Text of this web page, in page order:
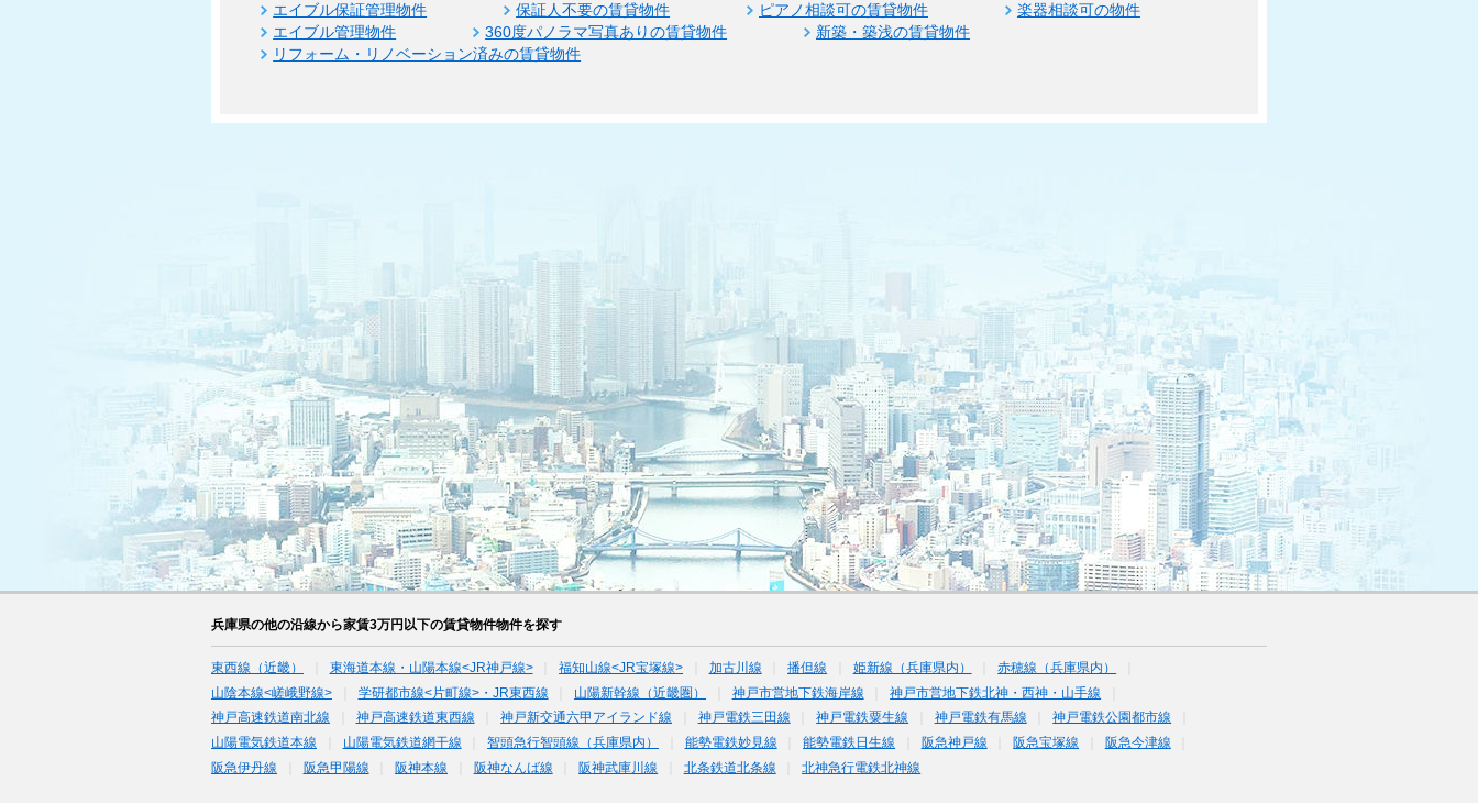
エイブル保証管理物件 保証人不要の賃貸物件 ピアノ相談可の賃貸物件
楽器相談可の物件
エイブル管理物件
360度パノラマ写真ありの賃貸物件
新築・築浅の賃貸物件
リフォーム・リノベーション済みの賃貸物件
兵庫県の他の沿線から家賃3万円以下の賃貸物件物件を探す
東西線（近畿） 東海道本線・山陽本線<JR神戸線> 福知山線<JR宝塚線> 加古川線 播但線 姫新線（兵庫県内）
赤穂線（兵庫県内）
山陰本線<嵯峨野線>
学研都市線<片町線>・JR東西線 山陽新幹線（近畿圏） 神戸市営地下鉄海岸線
神戸市営地下鉄北神・西神・山手線
神戸高速鉄道南北線
神戸高速鉄道東西線 神戸新交通六甲アイランド線 神戸電鉄三田線 神戸電鉄粟生線 神戸電鉄有馬線
神戸電鉄公園都市線
山陽電気鉄道本線
山陽電気鉄道網干線 智頭急行智頭線（兵庫県内） 能勢電鉄妙見線 能勢電鉄日生線 阪急神戸線 阪急宝塚線
阪急今津線
阪急伊丹線
阪急甲陽線 阪神本線 阪神なんば線 阪神武庫川線 北条鉄道北条線 北神急行電鉄北神線